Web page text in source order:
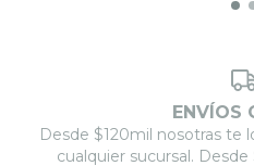
ENVÍOS
Desde $120mil nosotras te
cualquier sucursal.